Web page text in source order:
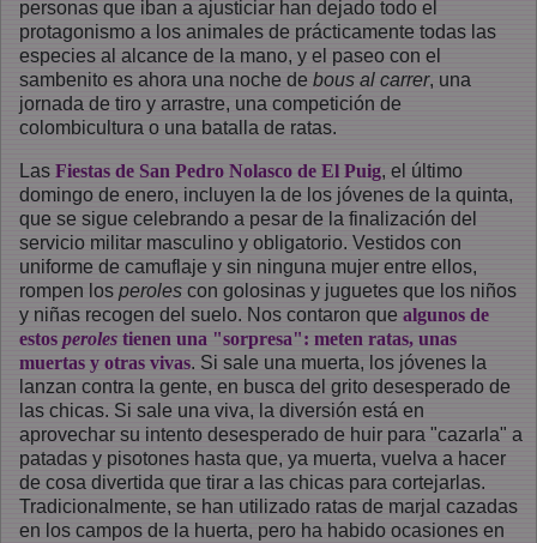
personas que iban a ajusticiar han dejado todo el
protagonismo a los animales de prácticamente todas las
especies al alcance de la mano, y el paseo con el
sambenito es ahora una noche de bous al carrer, una
jornada de tiro y arrastre, una competición de
colombicultura o una batalla de ratas.
Las Fiestas de San Pedro Nolasco de El Puig, el último
domingo de enero, incluyen la de los jóvenes de la quinta,
que se sigue celebrando a pesar de la finalización del
servicio militar masculino y obligatorio. Vestidos con
uniforme de camuflaje y sin ninguna mujer entre ellos,
rompen los peroles con golosinas y juguetes que los niños
y niñas recogen del suelo. Nos contaron que algunos de
estos peroles tienen una "sorpresa": meten ratas, unas
muertas y otras vivas. Si sale una muerta, los jóvenes la
lanzan contra la gente, en busca del grito desesperado de
las chicas. Si sale una viva, la diversión está en
aprovechar su intento desesperado de huir para "cazarla" a
patadas y pisotones hasta que, ya muerta, vuelva a hacer
de cosa divertida que tirar a las chicas para cortejarlas.
Tradicionalmente, se han utilizado ratas de marjal cazadas
en los campos de la huerta, pero ha habido ocasiones en